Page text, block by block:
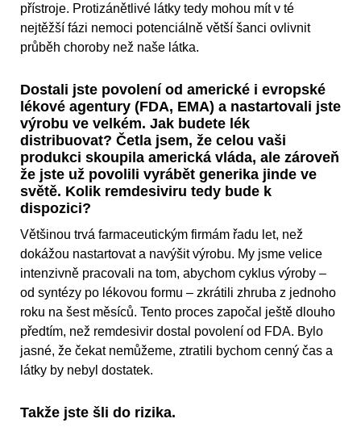
přístroje. Protizánětlivé látky tedy mohou mít v té
nejtěžší fázi nemoci potenciálně větší šanci ovlivnit
průběh choroby než naše látka.
Dostali jste povolení od americké i evropské
lékové agentury (FDA, EMA) a nastartovali jste
výrobu ve velkém. Jak budete lék
distribuovat? Četla jsem, že celou vaši
produkci skoupila americká vláda, ale zároveň
že jste už povolili vyrábět generika jinde ve
světě. Kolik remdesiviru tedy bude k
dispozici?
Většinou trvá farmaceutickým firmám řadu let, než
dokážou nastartovat a navýšit výrobu. My jsme velice
intenzivně pracovali na tom, abychom cyklus výroby –
od syntézy po lékovou formu – zkrátili zhruba z jednoho
roku na šest měsíců. Tento proces započal ještě dlouho
předtím, než remdesivir dostal povolení od FDA. Bylo
jasné, že čekat nemůžeme, ztratili bychom cenný čas a
látky by nebyl dostatek.
Takže jste šli do rizika.